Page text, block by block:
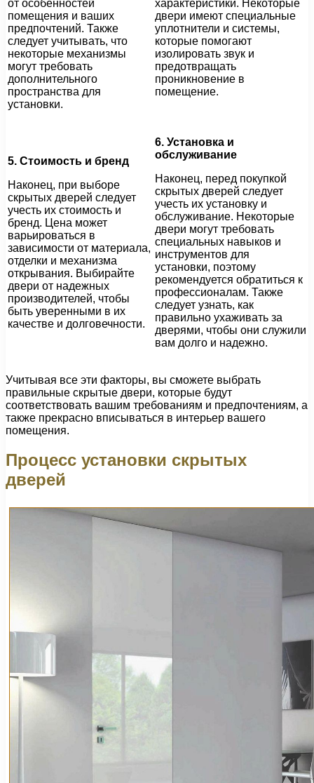
от особенностей
помещения и ваших
предпочтений. Также
следует учитывать, что
некоторые механизмы
могут требовать
дополнительного
пространства для
установки.
характеристики. Некоторые
двери имеют специальные
уплотнители и системы,
которые помогают
изолировать звук и
предотвращать
проникновение в
помещение.
5. Стоимость и бренд
Наконец, при выборе
скрытых дверей следует
учесть их стоимость и
бренд. Цена может
варьироваться в
зависимости от материала,
отделки и механизма
открывания. Выбирайте
двери от надежных
производителей, чтобы
быть уверенными в их
качестве и долговечности.
6. Установка и
обслуживание
Наконец, перед покупкой
скрытых дверей следует
учесть их установку и
обслуживание. Некоторые
двери могут требовать
специальных навыков и
инструментов для
установки, поэтому
рекомендуется обратиться к
профессионалам. Также
следует узнать, как
правильно ухаживать за
дверями, чтобы они служили
вам долго и надежно.
Учитывая все эти факторы, вы сможете выбрать
правильные скрытые двери, которые будут
соответствовать вашим требованиям и предпочтениям, а
также прекрасно вписываться в интерьер вашего
помещения.
Процесс установки скрытых
дверей